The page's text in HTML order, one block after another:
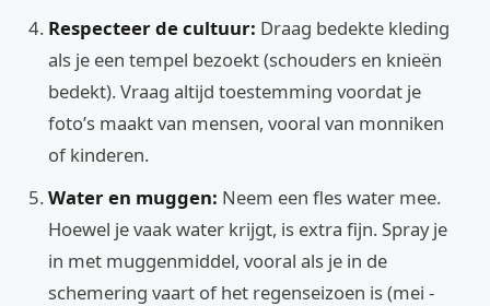
Respecteer de cultuur: Draag bedekte kleding
als je een tempel bezoekt (schouders en knieën
bedekt). Vraag altijd toestemming voordat je
foto’s maakt van mensen, vooral van monniken
of kinderen.
Water en muggen: Neem een fles water mee.
Hoewel je vaak water krijgt, is extra fijn. Spray je
in met muggenmiddel, vooral als je in de
schemering vaart of het regenseizoen is (mei -